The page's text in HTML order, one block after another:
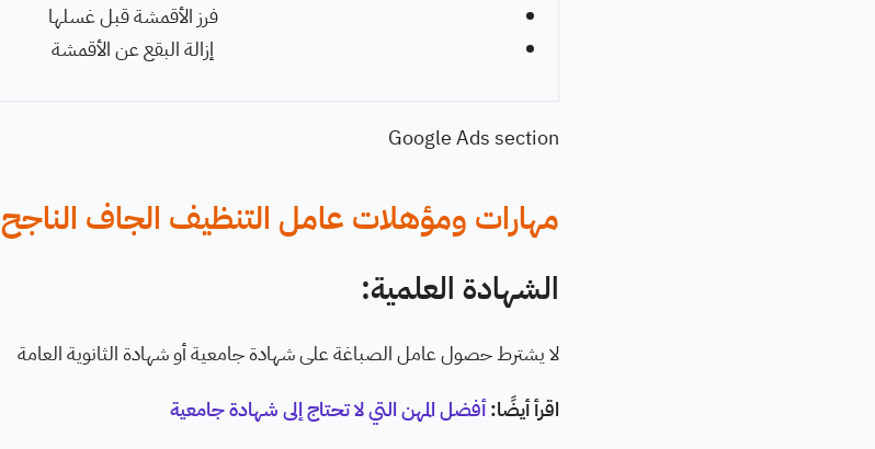
فرز الأقمشة قبل غسلها
إزالة البقع عن الأقمشة
Google Ads section
مهارات ومؤهلات عامل التنظيف الجاف الناجح
الشهادة العلمية:
لا يشترط حصول عامل الصباغة على شهادة جامعية أو شهادة الثانوية العامة
اقرأ أيضًا:أفضل المهن التي لا تحتاج إلى شهادة جامعية